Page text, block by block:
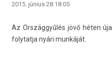
2015. június 28 18:05
Az Országgyűlés jövő héten
folytat­ja nyári munkáját.